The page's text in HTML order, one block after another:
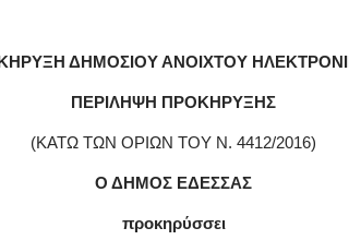
ΔΗΜΟΣΙΟΥ ΑΝΟΙΧΤΟΥ
ΠΕΡΙΛΗΨΗ ΠΡΟΚΗΡΥΞΗΣ
(ΚΑΤΩ ΤΩΝ ΟΡΙΩΝ ΤΟΥ Ν. 4412/2016)
Ο ΔΗΜΟΣ ΕΔΕΣΣΑΣ
προκηρύσσει